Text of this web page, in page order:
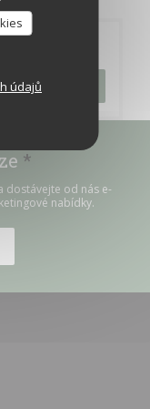
údajů
*
dostávejte od nás e-
nabídky.